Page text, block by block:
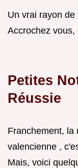
Un vrai rayon
Accrochez vous,
Petites
Réussie
Franchement, la
valencienne ,
Mais, voici